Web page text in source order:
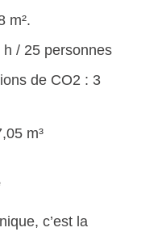
m².
/ 25 personnes
de CO2 : 3
m³
c’est la